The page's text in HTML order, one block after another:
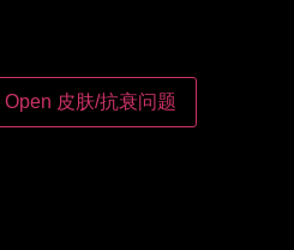
Open 皮肤/抗衰问题